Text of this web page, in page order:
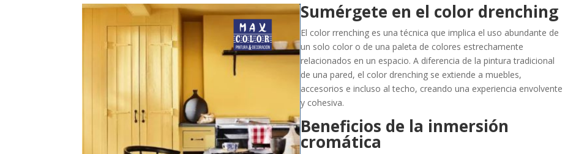
Sumérgete en el color drenching
El color rrenching es una técnica que implica el uso abundante de
un solo color o de una paleta de colores estrechamente
relacionados en un espacio. A diferencia de la pintura tradicional
de una pared, el color drenching se extiende a muebles,
accesorios e incluso al techo, creando una experiencia envolvente
y cohesiva.
Beneficios de la inmersión
cromática